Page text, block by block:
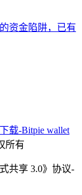
资金陷阱，已有
载-Bitpie wallet
所有
共享 3.0》协议-